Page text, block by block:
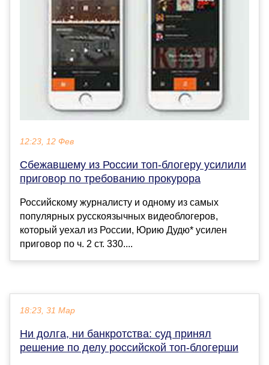
12:23, 12 Фев
Сбежавшему из России топ-блогеру усилили
приговор по требованию прокурора
Российскому журналисту и одному из самых
популярных русскоязычных видеоблогеров,
который уехал из России, Юрию Дудю* усилен
приговор по ч. 2 ст. 330....
18:23, 31 Мар
Ни долга, ни банкротства: суд принял
решение по делу российской топ-блогерши